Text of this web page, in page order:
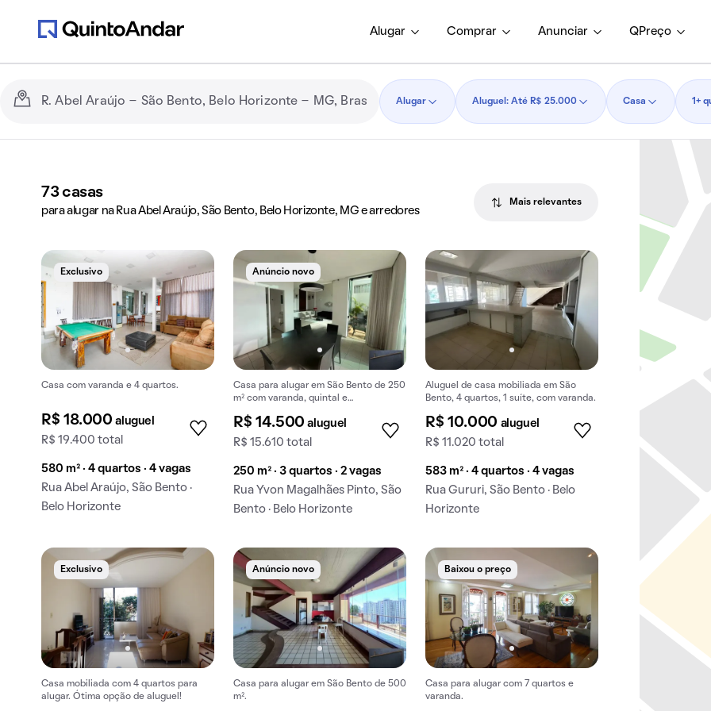
Alugar Comprar Anunciar QPreço
Alugar Aluguel: Até R$ 25.000 Casa 1+
73casas
para alugar na Rua Abel Araújo, São Bento, Belo Horizonte, MG e arredores
Mais relevantes
Exclusivo
Casa com varanda e 4 quartos.
R$ 18.000aluguel
R$ 19.400 total
580 m² · 4 quartos · 4 vagas
Rua Abel Araújo, São Bento ·
Belo Horizonte
Anúncio novo
Casa para alugar em São Bento de 250
m² com varanda, quintal e
R$ 14.500aluguel
R$ 15.610 total
250 m² · 3 quartos · 2 vagas
Rua Yvon Magalhães Pinto, São
Bento · Belo Horizonte
Aluguel de casa mobiliada em São
Bento, 4 quartos, 1 suíte, com varanda.
R$ 10.000 aluguel
R$ 11.020 total
583 m² · 4 quartos · 4 vagas
Rua Gururi, São Bento · Belo
Horizonte
Exclusivo
Casa mobiliada com 4 quartos para
alugar. Ótima opção de aluguel!
Anúncio novo
Casa para alugar em São Bento de 500
m².
Baixou o preço
Casa para alugar com 7 quartos e
varanda.